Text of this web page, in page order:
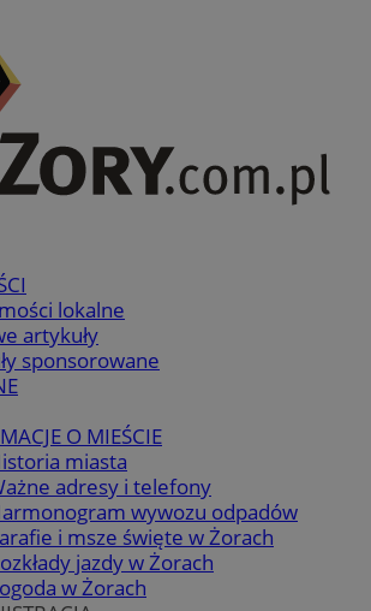
lokalne
artykuły
sponsorowane
O MIEŚCIE
miasta
adresy i telefony
wywozu odpadów
i msze święte w Żorach
jazdy w Żorach
w Żorach